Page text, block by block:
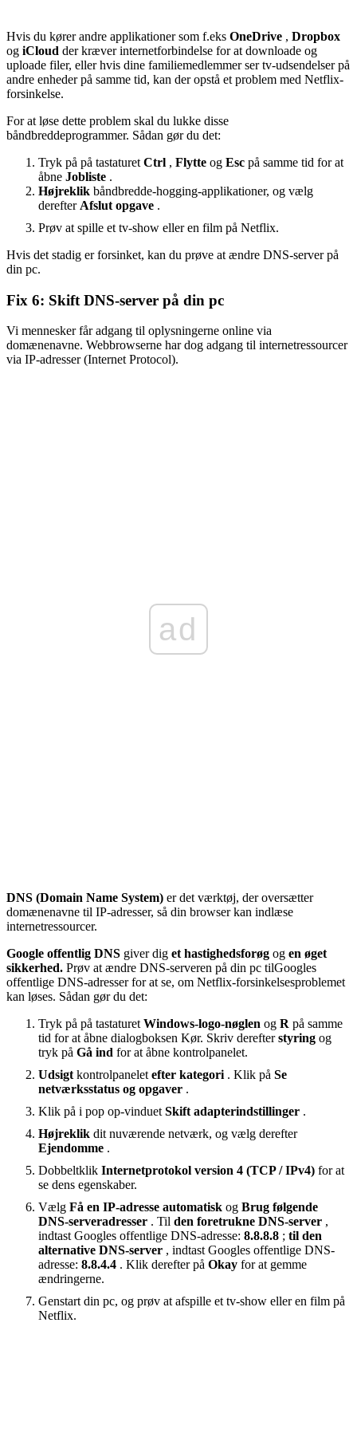
Hvis du kører andre applikationer som f.eks OneDrive , Dropbox
og iCloud der kræver internetforbindelse for at downloade og
uploade filer, eller hvis dine familiemedlemmer ser tv-udsendelser på
andre enheder på samme tid, kan der opstå et problem med Netflix-
forsinkelse.
For at løse dette problem skal du lukke disse
båndbreddeprogrammer. Sådan gør du det:
Tryk på på tastaturet Ctrl , Flytte og Esc på samme tid for at
åbne Jobliste .
Højreklik båndbredde-hogging-applikationer, og vælg
derefter Afslut opgave .
Prøv at spille et tv-show eller en film på Netflix.
Hvis det stadig er forsinket, kan du prøve at ændre DNS-server på
din pc.
Fix 6: Skift DNS-server på din pc
Vi mennesker får adgang til oplysningerne online via
domænenavne. Webbrowserne har dog adgang til internetressourcer
via IP-adresser (Internet Protocol).
ad
DNS (Domain Name System) er det værktøj, der oversætter
domænenavne til IP-adresser, så din browser kan indlæse
internetressourcer.
Google offentlig DNS giver dig et hastighedsforøg og en øget
sikkerhed. Prøv at ændre DNS-serveren på din pc tilGoogles
offentlige DNS-adresser for at se, om Netflix-forsinkelsesproblemet
kan løses. Sådan gør du det:
Tryk på på tastaturet Windows-logo-nøglen og R på samme
tid for at åbne dialogboksen Kør. Skriv derefterstyring og
tryk på Gå ind for at åbne kontrolpanelet.
Udsigt kontrolpanelet efter kategori . Klik på Se
netværksstatus og opgaver .
Klik på i pop op-vinduet Skift adapterindstillinger .
Højreklik dit nuværende netværk, og vælg derefter
Ejendomme .
Dobbeltklik Internetprotokol version 4 (TCP / IPv4) for at
se dens egenskaber.
Vælg Få en IP-adresse automatisk og Brug følgende
DNS-serveradresser . Til den foretrukne DNS-server ,
indtast Googles offentlige DNS-adresse: 8.8.8.8 ; til den
alternative DNS-server , indtast Googles offentlige DNS-
adresse: 8.8.4.4 . Klik derefter på Okay for at gemme
ændringerne.
Genstart din pc, og prøv at afspille et tv-show eller en film på
Netflix.